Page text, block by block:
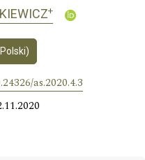
+
as.2020.4.3